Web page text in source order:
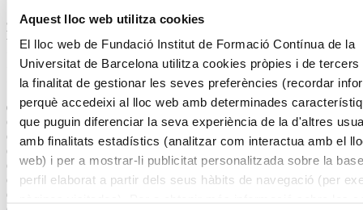
Aquest lloc web utilitza cookies
El lloc web de Fundació Institut de Formació Contínua de la
Universitat de Barcelona utilitza cookies pròpies i de tercers
la finalitat de gestionar les seves preferències (recordar
perquè accedeixi al lloc web amb determinades
que puguin diferenciar la seva experiència de la d'altres
amb finalitats estadístics (analitzar com interactua amb el
web) i per a mostrar-li publicitat personalitzada sobre la
perfil elaborat a partir dels seus hàbits de navegació (per
5. Anàlisi d'impacte, anàlisi de risc i presa de decisions.
Establiment d'un programa de ciberseguretat
5.1. Anàlisi d'impacte al negoci
5.2. Anàlisi de riscos
5.3. Establiment d'un programa de ciberseguretat
6. Ciberseguretat en sistemes d'informació
6.1. Polítiques, normes, procediments i instruccions tècniques
6.2. Tipus de mesures
6.3. Alguns dominis i objectius de seguretat organitzatius
6.4. Alguns dominis i objectius de seguretat tècnics i procedimentals
6.5. Hacking ètic, gestió de vulnerabilitats i enginyeria inversa
6.6. Desenvolupament segur d'aplicacions (SSDLC)